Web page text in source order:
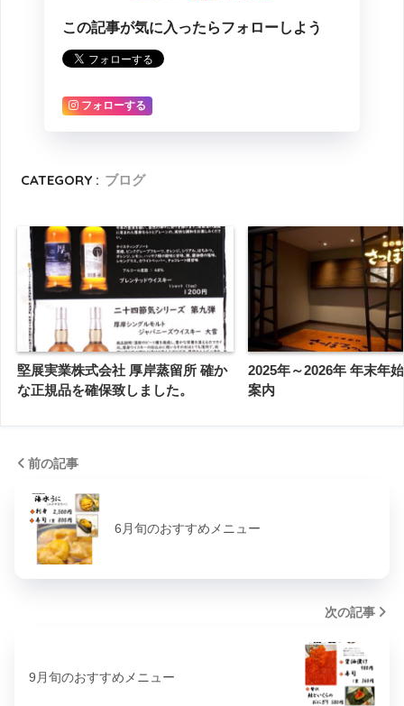
この記事が気に入ったらフォローしよう
フォローする
CATEGORY : ブログ
堅展実業株式会社 厚岸蒸留所 確か
な正規品を確保致しました。
2025年～2026年 年末年
案内
前の記事
6月旬のおすすめメニュー
次の記事
9月旬のおすすめメニュー